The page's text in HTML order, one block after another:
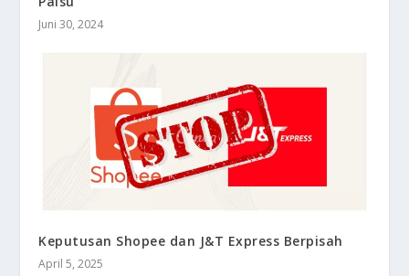
Juni 30, 2024
Keputusan Shopee dan J&T Express Berpisah
April 5, 2025